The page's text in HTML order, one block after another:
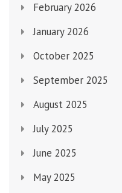
February 2026
January 2026
October 2025
September 2025
August 2025
July 2025
June 2025
May 2025